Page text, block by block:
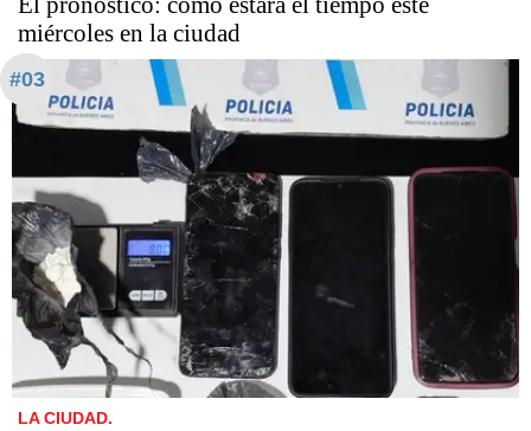
miércoles en la ciudad
#03
LA CIUDAD.